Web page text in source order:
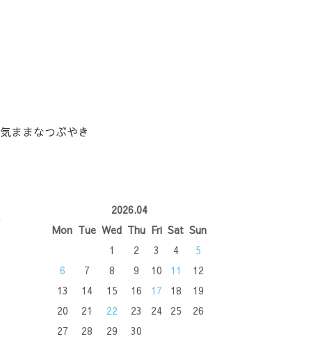
気ままなつぶやき
2026.04
Mon Tue Wed Thu Fri Sat Sun
1
2 3 4
5
6
7 8 9 10 11
12
13
14 15 16 17 18
19
20
21 22 23 24 25
26
27
28 29 30